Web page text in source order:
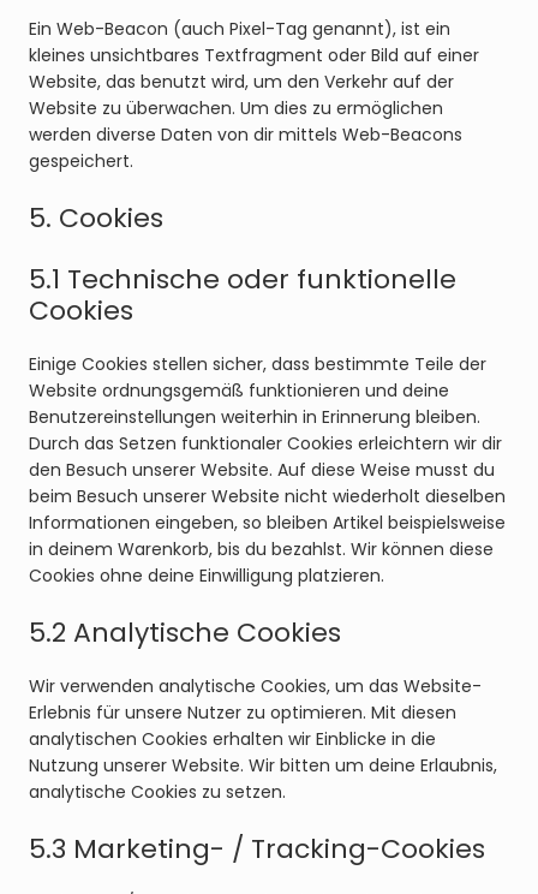
Ein Web-Beacon (auch Pixel-Tag genannt), ist ein
kleines unsichtbares Textfragment oder Bild auf einer
Website, das benutzt wird, um den Verkehr auf der
Website zu überwachen. Um dies zu ermöglichen
werden diverse Daten von dir mittels Web-Beacons
gespeichert.
5. Cookies
5.1 Technische oder funktionelle
Cookies
Einige Cookies stellen sicher, dass bestimmte Teile der
Website ordnungsgemäß funktionieren und deine
Benutzereinstellungen weiterhin in Erinnerung bleiben.
Durch das Setzen funktionaler Cookies erleichtern wir dir
den Besuch unserer Website. Auf diese Weise musst du
beim Besuch unserer Website nicht wiederholt dieselben
Informationen eingeben, so bleiben Artikel beispielsweise
in deinem Warenkorb, bis du bezahlst. Wir können diese
Cookies ohne deine Einwilligung platzieren.
5.2 Analytische Cookies
Wir verwenden analytische Cookies, um das Website-
Erlebnis für unsere Nutzer zu optimieren. Mit diesen
analytischen Cookies erhalten wir Einblicke in die
Nutzung unserer Website. Wir bitten um deine Erlaubnis,
analytische Cookies zu setzen.
5.3 Marketing- / Tracking-Cookies